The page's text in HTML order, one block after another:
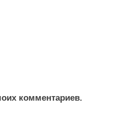
комментариев.